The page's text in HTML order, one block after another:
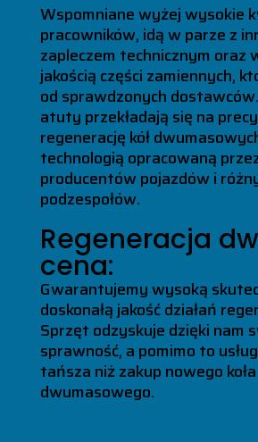
Wspomniane wyżej wysokie
pracowników, idą w parze z
zapleczem technicznym oraz
jakością części zamiennych,
od sprawdzonych
atuty przekładają się na
regenerację kół
technologią opracowaną
producentów pojazdów i
podzespołów.
Regeneracja
cena:
Gwarantujemy wysoką
doskonałą jakość działań
Sprzęt odzyskuje dzięki nam
sprawność, a pomimo to
tańsza niż zakup nowego koła
dwumasowego.